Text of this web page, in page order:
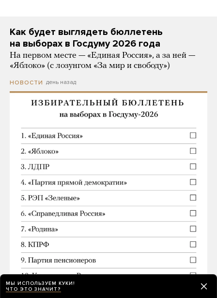
Как будет выглядеть бюллетень
на выборах в Госдуму 2026 года
На первом месте — «Единая Россия», а за ней —
«Яблоко» (с лозунгом «За мир и свободу»)
НОВОСТИ день назад
МЫ ИСПОЛЬЗУЕМ КУКИ!
ЧТО ЭТО ЗНАЧИТ?